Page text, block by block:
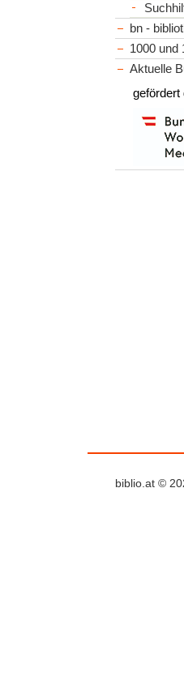
bn -
1000 und
Aktuelle
gefördert
biblio.at ©